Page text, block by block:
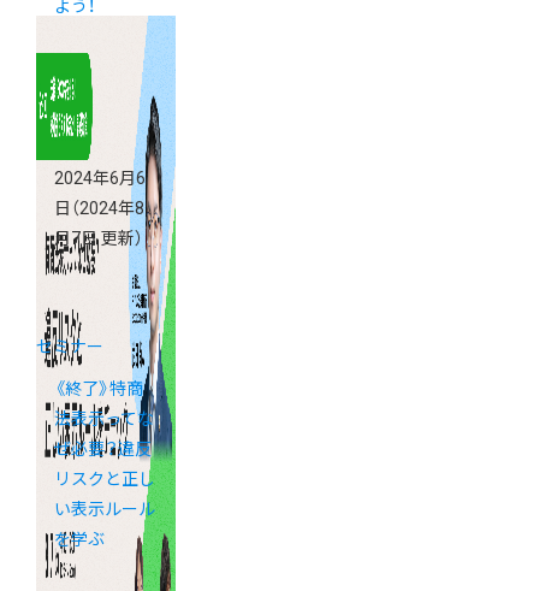
よう！
2024年6月6
日 （2024年8
月7日 更新）
セミナー
《終了》特商
法表示ってな
ぜ必要？違反
リスクと正し
い表示ルール
を学ぶ